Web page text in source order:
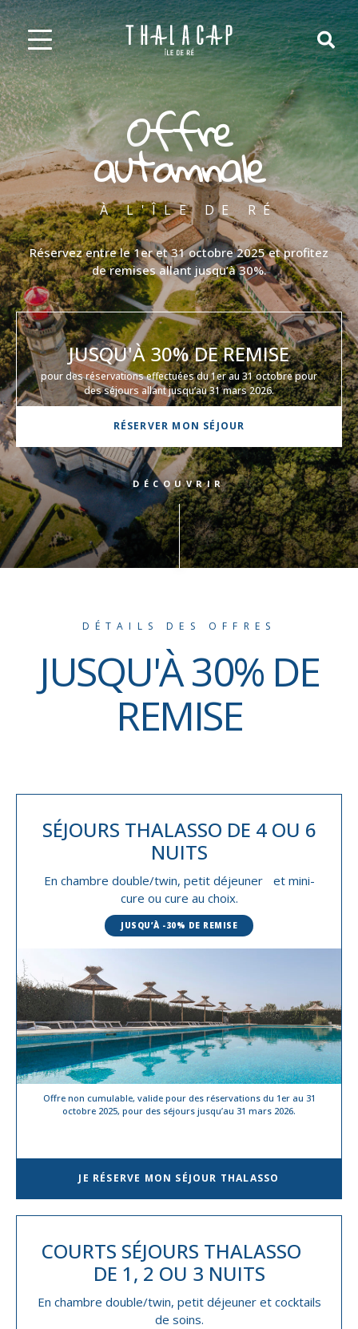
Offre
automnale
À L'ÎLE DE RÉ
Réservez entre le 1er et 31 octobre 2025 et profitez
de remises allant jusqu’à 30%.
JUSQU'À 30% DE REMISE
pour des réservations effectuées du 1er au 31 octobre pour
des séjours allant jusqu’au 31 mars 2026.
RÉSERVER MON SÉJOUR
DÉCOUVRIR
DÉTAILS DES OFFRES
JUSQU'À 30% DE
REMISE
SÉJOURS THALASSO DE 4 OU 6
NUITS
En chambre double/twin, petit déjeuner et mini-
cure ou cure au choix.
JUSQU’À -30% DE REMISE
Offre non cumulable, valide pour des réservations du 1er au 31
octobre 2025, pour des séjours jusqu’au 31 mars 2026.
JE RÉSERVE MON SÉJOUR THALASSO
COURTS SÉJOURS THALASSO
DE 1, 2 OU 3 NUITS
En chambre double/twin, petit déjeuner et cocktails
de soins.